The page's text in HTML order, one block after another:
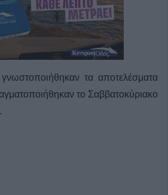
τα αποτελέσματα
το Σαββατοκύριακο